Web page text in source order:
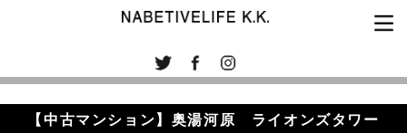
【中古マンション】奥湯河原 ライオンズタワー